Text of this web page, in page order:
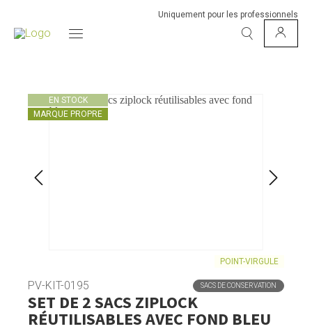
Uniquement pour les professionnels
EN STOCK
MARQUE PROPRE
POINT-VIRGULE
PV-KIT-0195 SACS DE CONSERVATION
SET DE 2 SACS ZIPLOCK
RÉUTILISABLES AVEC FOND BLEU